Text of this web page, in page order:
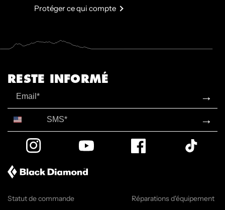
Protéger ce qui compte
RESTE INFORMÉ
→
→
Instagram YouTube Facebook TikTok
Statut de commande Réparations d'équipement